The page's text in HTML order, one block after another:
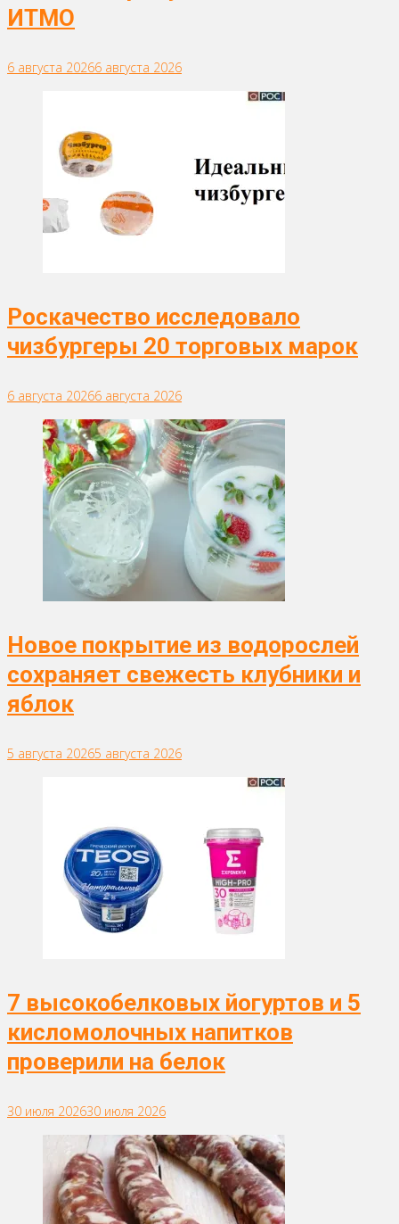
ИТМО
6 августа 20266 августа 2026
Роскачество исследовало
чизбургеры 20 торговых марок
6 августа 20266 августа 2026
Новое покрытие из водорослей
сохраняет свежесть клубники и
яблок
5 августа 20265 августа 2026
7 высокобелковых йогуртов и 5
кисломолочных напитков
проверили на белок
30 июля 202630 июля 2026